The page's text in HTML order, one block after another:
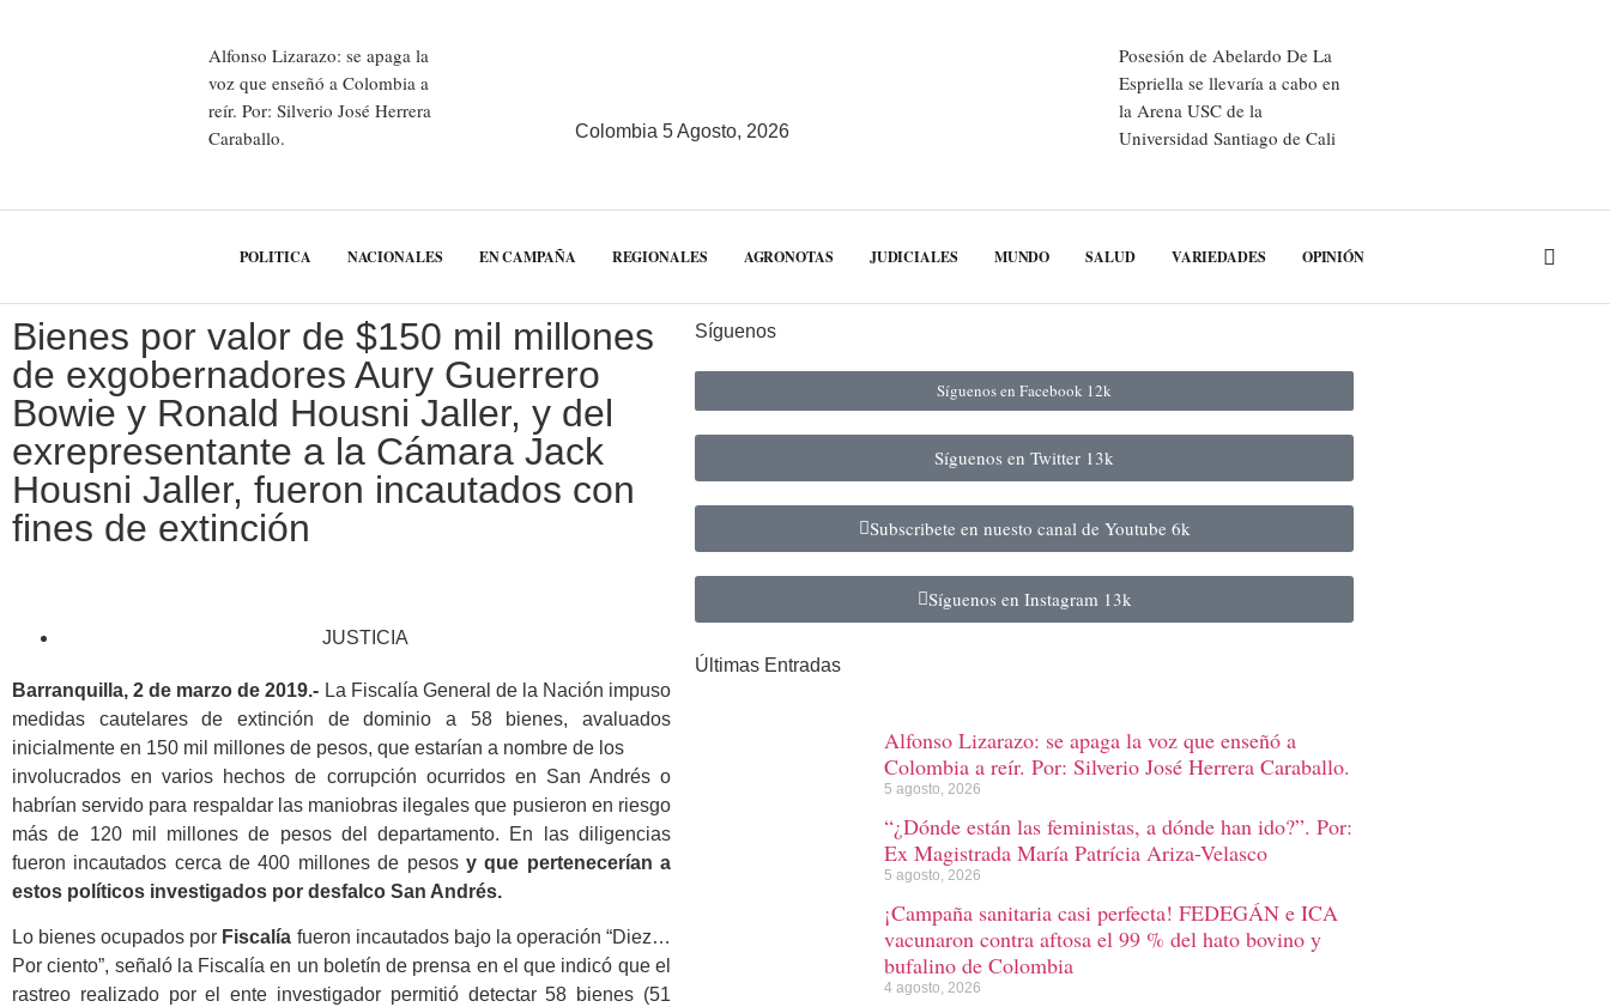
Alfonso Lizarazo: se apaga la
voz que enseñó a Colombia a
reír. Por: Silverio José Herrera
Caraballo.
Colombia 5 Agosto, 2026
Posesión de Abelardo De La
Espriella se llevaría a cabo en
la Arena USC de la
Universidad Santiago de Cali
POLITICA NACIONALES EN CAMPAÑA REGIONALES AGRONOTAS JUDICIALES MUNDO SALUD VARIEDADES OPINIÓN
Bienes por valor de $150 mil millones
de exgobernadores Aury Guerrero
Bowie y Ronald Housni Jaller, y del
exrepresentante a la Cámara Jack
Housni Jaller, fueron incautados con
fines de extinción
JUSTICIA
Barranquilla, 2 de marzo de 2019.- La Fiscalía General de la Nación impuso
medidas cautelares de extinción de dominio a 58 bienes, avaluados
inicialmente en 150 mil millones de pesos, que estarían a nombre de los
involucrados en varios hechos de corrupción ocurridos en San Andrés o
habrían servido para respaldar las maniobras ilegales que pusieron en riesgo
más de 120 mil millones de pesos del departamento. En las diligencias
fueron incautados cerca de 400 millones de pesosy que pertenecerían a
estos políticos investigados por desfalco San Andrés.
Lo bienes ocupados por Fiscalía fueron incautados bajo la operación “Diez…
Por ciento”, señaló la Fiscalía en un boletín de prensa en el que indicó que el
rastreo realizado por el ente investigador permitió detectar 58 bienes (51
Síguenos
Síguenos en Facebook 12k
Síguenos en Twitter 13k
Subscribete en nuesto canal de Youtube 6k
Síguenos en Instagram 13k
Últimas Entradas
Alfonso Lizarazo: se apaga la voz que enseñó a
Colombia a reír. Por: Silverio José Herrera Caraballo.
5 agosto, 2026
“¿Dónde están las feministas, a dónde han ido?”. Por:
Ex Magistrada María Patrícia Ariza-Velasco
5 agosto, 2026
¡Campaña sanitaria casi perfecta! FEDEGÁN e ICA
vacunaron contra aftosa el 99 % del hato bovino y
bufalino de Colombia
4 agosto, 2026